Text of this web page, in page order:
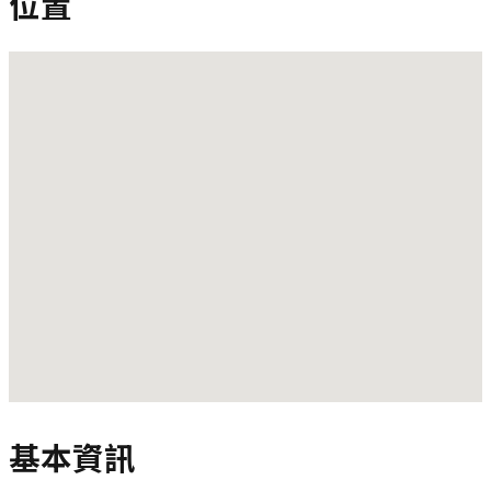
基本資訊